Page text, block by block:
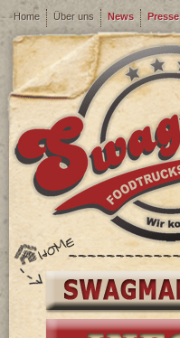
Home Über uns News Presse